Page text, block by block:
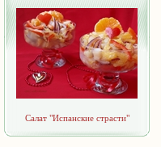
Салат "Испанские страсти"